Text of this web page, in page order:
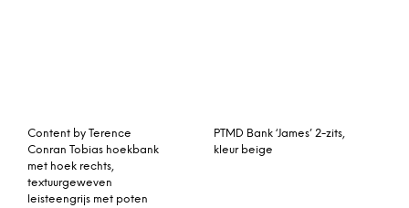
Content by Terence
Conran Tobias hoekbank
met hoek rechts,
textuurgeweven
leisteengrijs met poten
PTMD Bank ‘James’ 2-zits,
kleur beige